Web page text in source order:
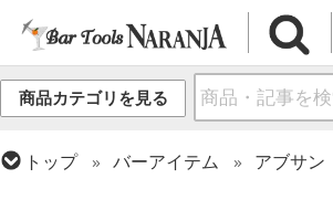
商品カテゴリを見る
トップ バーアイテム
アブサン